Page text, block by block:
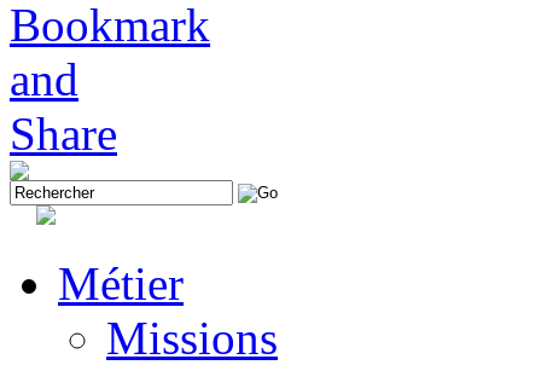
Métier
Missions